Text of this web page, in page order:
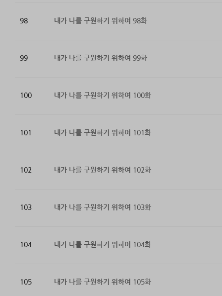
98 내가 나를 구원하기 위하여 98화
99 내가 나를 구원하기 위하여 99화
100 내가 나를 구원하기 위하여 100화
101 내가 나를 구원하기 위하여 101화
102 내가 나를 구원하기 위하여 102화
103 내가 나를 구원하기 위하여 103화
104 내가 나를 구원하기 위하여 104화
105 내가 나를 구원하기 위하여 105화